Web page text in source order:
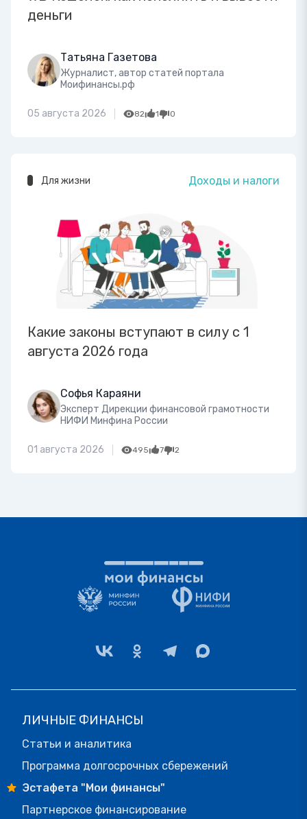
деньги
Татьяна Газетова
Журналист, автор статей портала
Моифинансы.рф
05 августа 2026 82 1 0
Для жизни Доходы и налоги
Какие законы вступают в силу с 1
августа 2026 года
Софья Караяни
Эксперт Дирекции финансовой грамотности
НИФИ Минфина России
01 августа 2026 495 7 2
ЛИЧНЫЕ ФИНАНСЫ
Статьи и аналитика
Программа долгосрочных сбережений
Эстафета "Мои финансы"
Партнерское финансирование